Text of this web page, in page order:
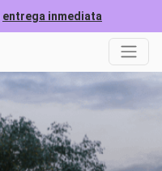
entrega inmediata